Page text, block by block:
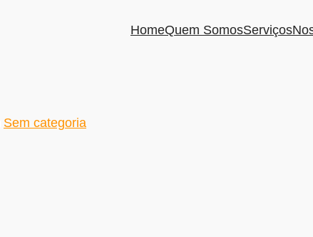
HomeQuem SomosServiços
Sem categoria